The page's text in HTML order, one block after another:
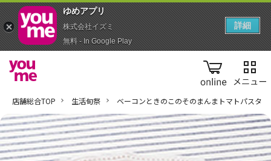
online
店舗総合TOP 生活旬祭 ベーコンときのこのそのまんまトマトパスタ
ゆめアプ‪リ‬
株式会社イズミ
無料 - In Google Play
詳細